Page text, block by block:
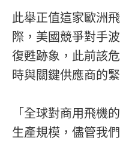
此舉正值這家歐洲
際，美國競爭對手
復甦跡象，此前該
時與關鍵供應商的
「全球對商用飛機
生產規模，儘管我